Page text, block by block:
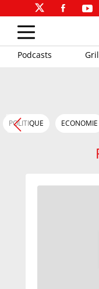
Podcasts
POLITIQUE ECONOMIE